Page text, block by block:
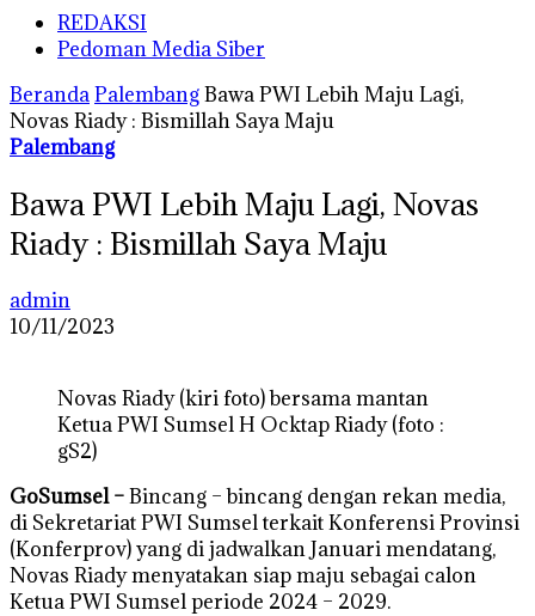
REDAKSI
Pedoman Media Siber
BerandaPalembangBawa PWI Lebih Maju Lagi,
Novas Riady : Bismillah Saya Maju
Palembang
Bawa PWI Lebih Maju Lagi, Novas
Riady : Bismillah Saya Maju
admin
10/11/2023
Novas Riady (kiri foto) bersama mantan
Ketua PWI Sumsel H Ocktap Riady (foto :
gS2)
GoSumsel –Bincang – bincang dengan rekan media,
di Sekretariat PWI Sumsel terkait Konferensi Provinsi
(Konferprov) yang di jadwalkan Januari mendatang,
Novas Riady menyatakan siap maju sebagai calon
Ketua PWI Sumsel periode 2024 – 2029.